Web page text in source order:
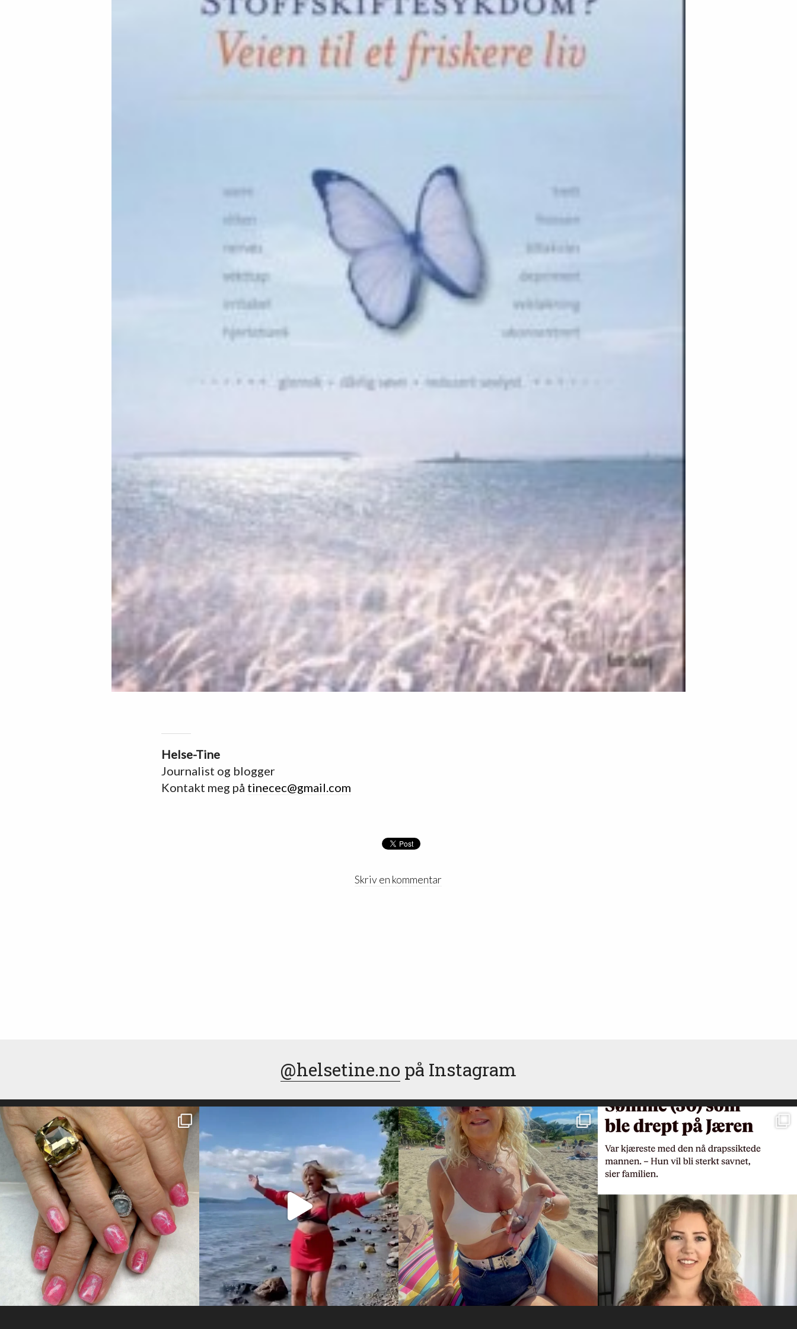
Helse-Tine
Journalist og blogger
Kontakt meg på tinecec@gmail.com
Skriv en kommentar
@helsetine.no på Instagram